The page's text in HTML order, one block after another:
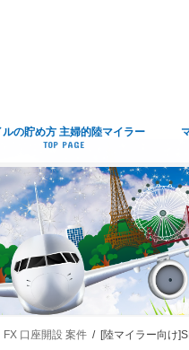
ルの貯め方 主婦的陸マイラー
TOP PAGE
FX 口座開設 案件 [陸マイラー向け